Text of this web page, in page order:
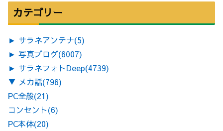
カテゴリー
► サラネアンテナ(5)
► 写真ブログ(6007)
► サラネフォトDeep(4739)
▼ メカ話(796)
PC全般(21)
コンセント(6)
PC本体(20)